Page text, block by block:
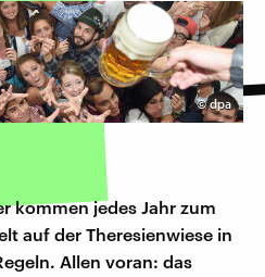
©dpa
kommen jedes Jahr zum
auf der Theresienwiese in
Allen voran: das